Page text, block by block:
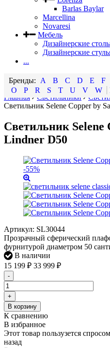
Barlas Baylar
Marcellina
Novaresi
Мебель
Дизайнерские
Дизайнерские
...
A B C D E F
O
P R S T U V W
Главная
Светильники
Светильник Selene Copper by
Светильник Selene
Lindner D50
-55%
Артикул: SL30044
Прозрачный сферический
фурнитурой диаметром 50
В наличии
15 199 ₽ 33 999 ₽
-
+
В корзину
К сравнению
В избранное
Этот товар пользузется
назад